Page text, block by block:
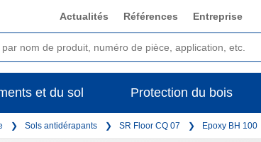
Actualités Références Entreprise
et du sol Protection du bois
Sols antidérapants SR Floor CQ 07 Epoxy BH 100